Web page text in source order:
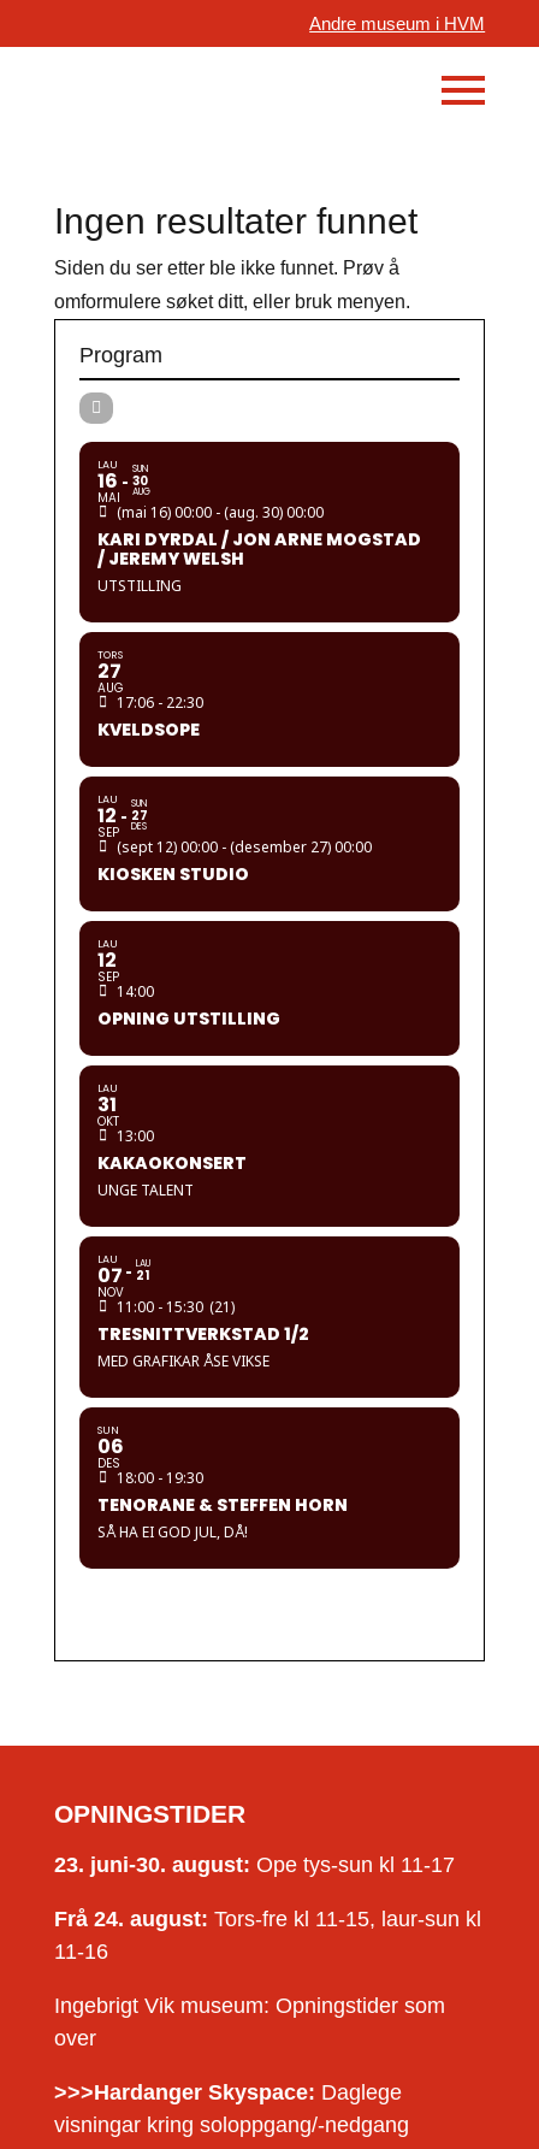
Andre museum i HVM
Ingen resultater funnet
Siden du ser etter ble ikke funnet. Prøv å
omformulere søket ditt, eller bruk menyen.
Program
LAU
16
MAI
SUN
30
AUG
(mai 16) 00:00 - (aug. 30) 00:00
KARI DYRDAL / JON ARNE MOGSTAD
/ JEREMY WELSH
UTSTILLING
TORS
27
AUG
17:06 - 22:30
KVELDSOPE
LAU
12
SEP
SUN
27
DES
(sept 12) 00:00 - (desember 27) 00:00
KIOSKEN STUDIO
LAU
12
SEP
14:00
OPNING UTSTILLING
LAU
31
OKT
13:00
KAKAOKONSERT
UNGE TALENT
LAU
07
NOV
LAU
21
11:00 - 15:30 (21)
TRESNITTVERKSTAD 1/2
MED GRAFIKAR ÅSE VIKSE
SUN
06
DES
18:00 - 19:30
TENORANE & STEFFEN HORN
SÅ HA EI GOD JUL, DÅ!
OPNINGSTIDER
23. juni-30. august: Ope tys-sun kl 11-17
Frå 24. august: Tors-fre kl 11-15, laur-sun kl
11-16
Ingebrigt Vik museum: Opningstider som
over
>>>Hardanger Skyspace: Daglege
visningar kring soloppgang/-nedgang